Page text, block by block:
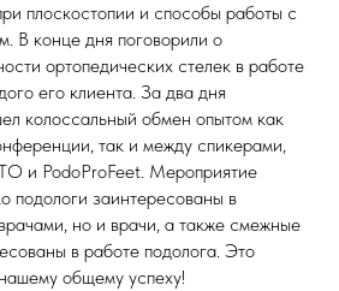
плоскостопии и способы работы с
В конце дня поговорили о
ортопедических стелек в работе
его клиента. За два дня
колоссальный обмен опытом как
так и между спикерами,
и PodoProFeet. Мероприятие
подологи заинтересованы в
но и врачи, а также смежные
в работе подолога. Это
общему успеху!